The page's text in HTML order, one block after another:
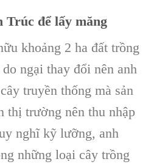
để lấy măng
khoảng 2 ha đất trồng
ngại thay đổi nên anh
truyền thống mà sản
thị trường nên thu nhập
nghĩ kỹ lưỡng, anh
những loại cây trồng